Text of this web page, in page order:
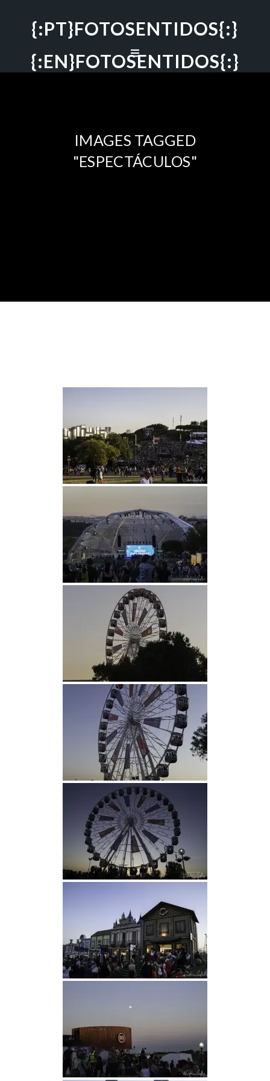
{:PT}FOTOSENTIDOS{:}
{:EN}FOTOSENTIDOS{:}
IMAGES TAGGED
"ESPECTÁCULOS"